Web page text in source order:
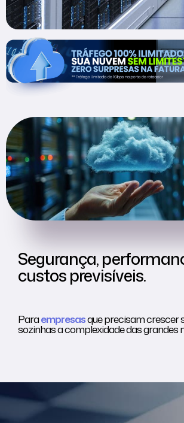
Segurança,
custos previsíveis.
Paraempresasque precisam crescer
sozinhas a complexidade das grandes